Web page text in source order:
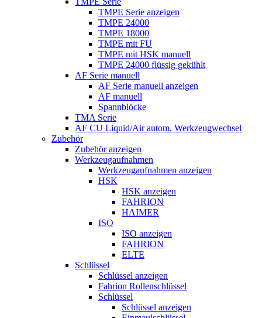
TMPE Serie anzeigen
TMPE 24000
TMPE 18000
TMPE mit FU
TMPE mit HSK manuell
TMPE 24000 flüssig gekühlt
AF Serie manuell
AF Serie manuell anzeigen
AF manuell
Spannblöcke
TMA Serie
AF CU Liquid/Air autom. Werkzeugwechsel
Zubehör
Zubehör anzeigen
Werkzeugaufnahmen
Werkzeugaufnahmen anzeigen
HSK
HSK anzeigen
FAHRION
HAIMER
ISO
ISO anzeigen
FAHRION
ELTE
Schlüssel
Schlüssel anzeigen
Fahrion Rollenschlüssel
Schlüssel
Schlüssel anzeigen